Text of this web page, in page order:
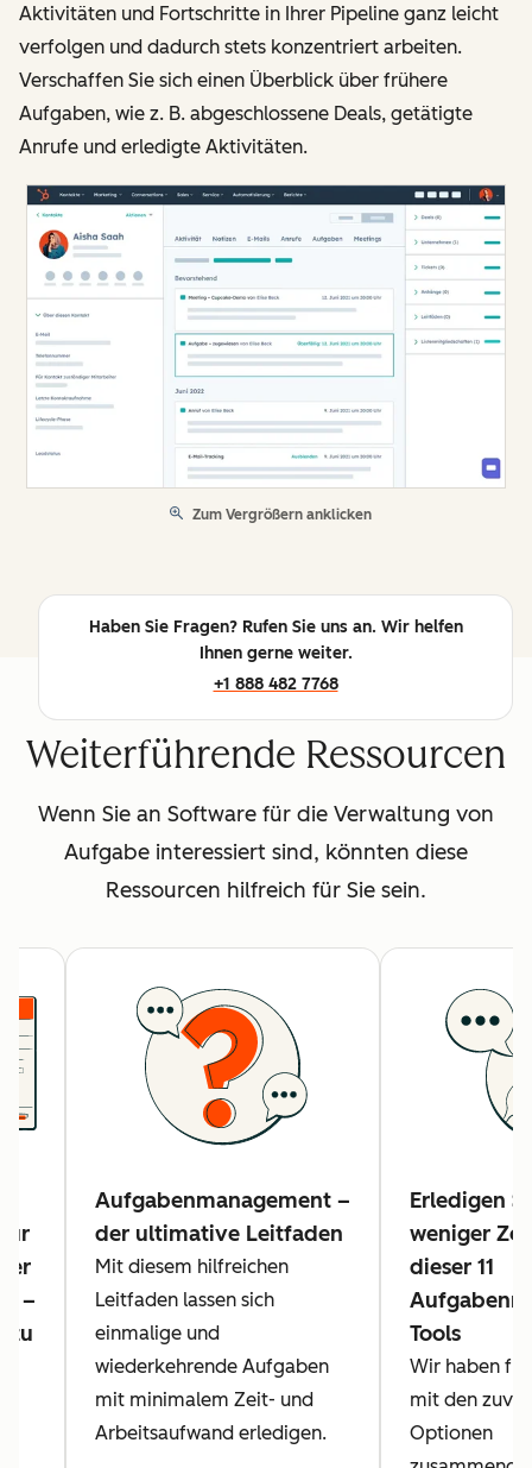
Aktivitäten und Fortschritte in Ihrer Pipeline ganz leicht
verfolgen und dadurch stets konzentriert arbeiten.
Verschaffen Sie sich einen Überblick über frühere
Aufgaben, wie z. B. abgeschlossene Deals, getätigte
Anrufe und erledigte Aktivitäten.
Zum Vergrößern anklicken
Haben Sie Fragen? Rufen Sie uns an. Wir helfen
Ihnen gerne weiter.
+1 888 482 7768
Weiterführende Ressourcen
Wenn Sie an Software für die Verwaltung von
Aufgabe interessiert sind, könnten diese
Ressourcen hilfreich für Sie sein.
–
zu
Aufgabenmanagement –
der ultimative Leitfaden
Mit diesem hilfreichen
Leitfaden lassen sich
einmalige und
wiederkehrende Aufgaben
mit minimalem Zeit- und
Arbeitsaufwand erledigen.
Erledigen
weniger
dieser 11
Tools
Wir haben für
mit den
Optionen